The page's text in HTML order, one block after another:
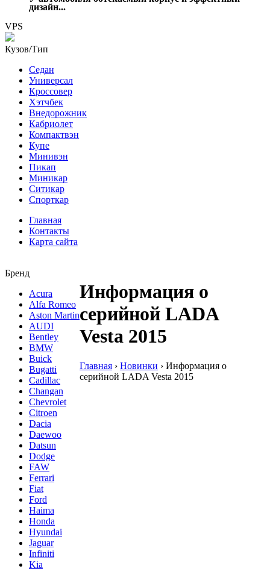
дизайн...
VPS
Кузов/Тип
Седан
Универсал
Кроссовер
Хэтчбек
Внедорожник
Кабриолет
Компактвэн
Купе
Минивэн
Пикап
Миникар
Ситикар
Спорткар
Главная
Контакты
Карта сайта
Бренд
Acura
Alfa Romeo
Aston Martin
AUDI
Bentley
BMW
Buick
Bugatti
Cadillac
Changan
Chevrolet
Citroen
Dacia
Daewoo
Datsun
Dodge
FAW
Ferrari
Fiat
Ford
Haima
Honda
Hyundai
Jaguar
Infiniti
Kia
Информация о
серийной LADA
Vesta 2015
Главная › Новинки › Информация о
серийной LADA Vesta 2015